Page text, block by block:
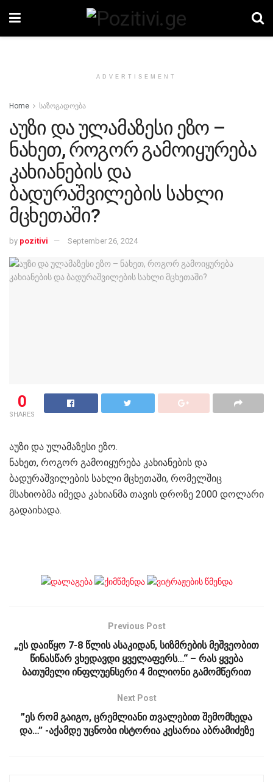
ADVERTISEMENT
Home საზოგადოება
აუზი და ულამაზესი ეზო –
ნახეთ, როგორ გამოიყურება
კახიანების და
ბადურაშვილების სახლი
მცხეთაში?
by pozitivi September 26, 2024
0
SHARES
აუზი და ულამაზესი ეზო.
ნახეთ, როგორ გამოიყურება კახიანების და
ბადურაშვილების სახლი მცხეთაში, რომელშიც
მსახიობმა იმედა კახიანმა თავის დროზე 2000 დოლარი
გადაიხადა.
Previous Post
„ეს და­ი­წყო 7-8 წლის ასა­კი­დან, სიზ­მრე­ბის მეშ­ვე­ო­ბით
წინასწარ ვხე­დავ­დი ყვე­ლა­ფერს…“ – რას ყვება
ბათუმელი ინფლუენსერი 4 მილიონი გამომწერით
Next Post
”ეს რომ გაიგო, ცრემლიანი თვალებით შემომხედა
და…” -აქამდე უცნობი ისტორია კესარია აბრამიძეზე